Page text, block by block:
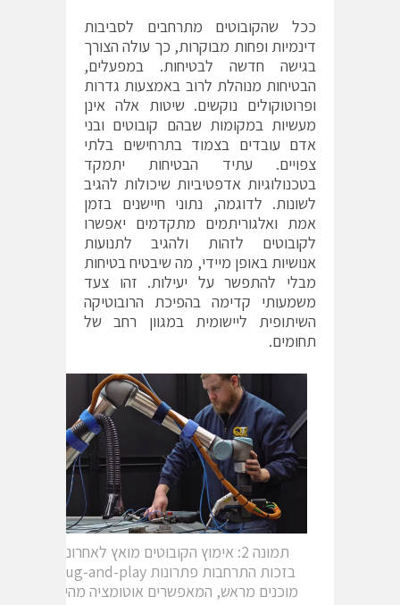
ככל שהקובוטים מתרחבים לסביבות
דינמיות ופחות מבוקרות, כך עולה הצורך
בגישה חדשה לבטיחות. במפעלים,
הבטיחות מנוהלת לרוב באמצעות גדרות
ופרוטוקולים נוקשים. שיטות אלה אינן
מעשיות במקומות שבהם קובוטים ובני
אדם עובדים בצמוד בתרחישים בלתי
צפויים. עתיד הבטיחות יתמקד
בטכנולוגיות אדפטיביות שיכולות להגיב
לשונות. לדוגמה, נתוני חיישנים בזמן
אמת ואלגוריתמים מתקדמים יאפשרו
לקובוטים לזהות ולהגיב לתנועות
אנושיות באופן מיידי, מה שיבטיח בטיחות
מבלי להתפשר על יעילות. זהו צעד
משמעותי קדימה בהפיכת הרובוטיקה
השיתופית ליישומית במגוון רחב של
תחומים.
תמונה 2: אימוץ הקובוטים מואץ לאחרונה
בזכות התרחבות פתרונות plug-and-play
מוכנים מראש, המאפשרים אוטומציה מהירה